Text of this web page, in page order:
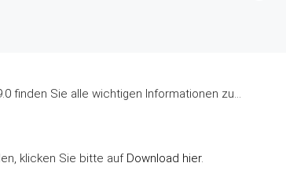
finden Sie alle wichtigen Informationen zu…
klicken Sie bitte auf Download hier.